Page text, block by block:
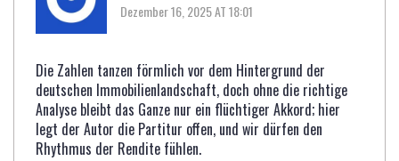
Dezember 16, 2025 AT 18:01
Die Zahlen tanzen förmlich vor dem Hintergrund der
deutschen Immobilienlandschaft, doch ohne die richtige
Analyse bleibt das Ganze nur ein flüchtiger Akkord; hier
legt der Autor die Partitur offen, und wir dürfen den
Rhythmus der Rendite fühlen.